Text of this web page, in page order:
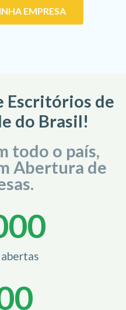
EMPRESA
Escritórios de
do Brasil!
todo o país,
Abertura de